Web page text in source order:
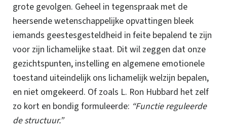
grote gevolgen. Geheel in tegenspraak met de
heersende wetenschappelijke opvattingen bleek
iemands geestesgesteldheid in feite bepalend te zijn
voor zijn lichamelijke staat. Dit wil zeggen dat onze
gezichtspunten, instelling en algemene emotionele
toestand uiteindelijk ons lichamelijk welzijn bepalen,
en niet omgekeerd. Of zoals L. Ron Hubbard het zelf
zo kort en bondig formuleerde: “Functie reguleerde
de structuur.”